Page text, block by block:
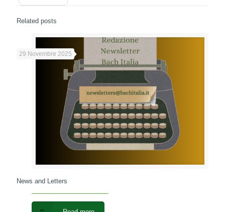
Related posts
29 Novembre 2025
News and Letters